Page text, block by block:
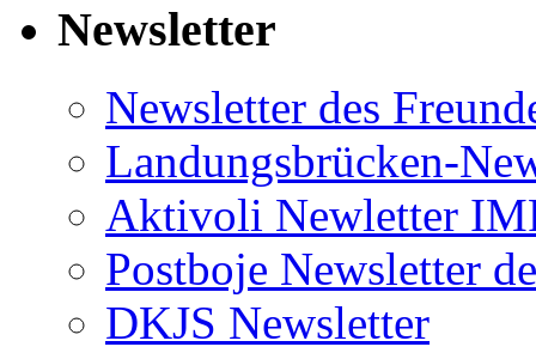
Newsletter
Newsletter des
Landungsbrücken-
Aktivoli Newletter
Postboje Newsletter
DKJS Newsletter